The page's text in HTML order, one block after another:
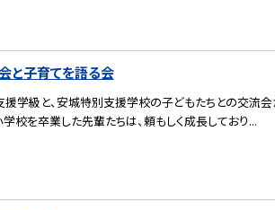
会と子育てを語る会
学級と、安城特別支援学校の子どもたちとの交流会
校を卒業した先輩たちは、頼もしく成長しており...